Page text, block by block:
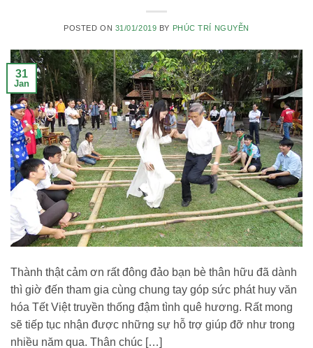
POSTED ON 31/01/2019 BY PHÚC TRÍ NGUYỄN
31
Jan
Thành thật cảm ơn rất đông đảo bạn bè thân hữu đã dành
thì giờ đến tham gia cùng chung tay góp sức phát huy văn
hóa Tết Việt truyền thống đậm tình quê hương. Rất mong
sẽ tiếp tục nhận được những sự hỗ trợ giúp đỡ như trong
nhiều năm qua. Thân chúc […]